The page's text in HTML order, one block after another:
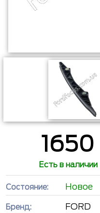
1650
Есть в наличии
Состояние: Новое
Бренд: FORD